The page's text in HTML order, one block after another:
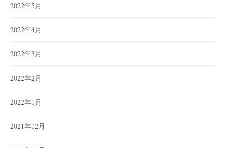
2022年5月
2022年4月
2022年3月
2022年2月
2022年1月
2021年12月